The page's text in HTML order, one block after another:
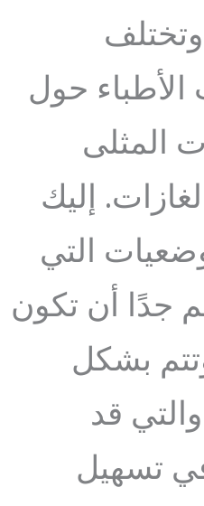
الأطباء حول
المثلى
إليك
التي
جدًا أن تكون
بشكل
قد
تسهيل